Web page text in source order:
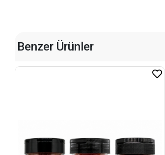
Benzer Ürünler